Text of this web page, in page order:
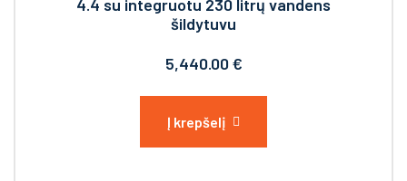
4.4 su integruotu 230 litrų vandens
šildytuvu
5,440.00€
Į krepšelį